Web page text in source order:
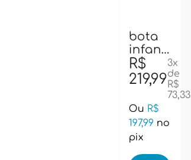
bota
infantil
pampili
141087
prata
R$
219,99
3x
de
R$
73,33
Ou R$
197,99 no
pix
20 22